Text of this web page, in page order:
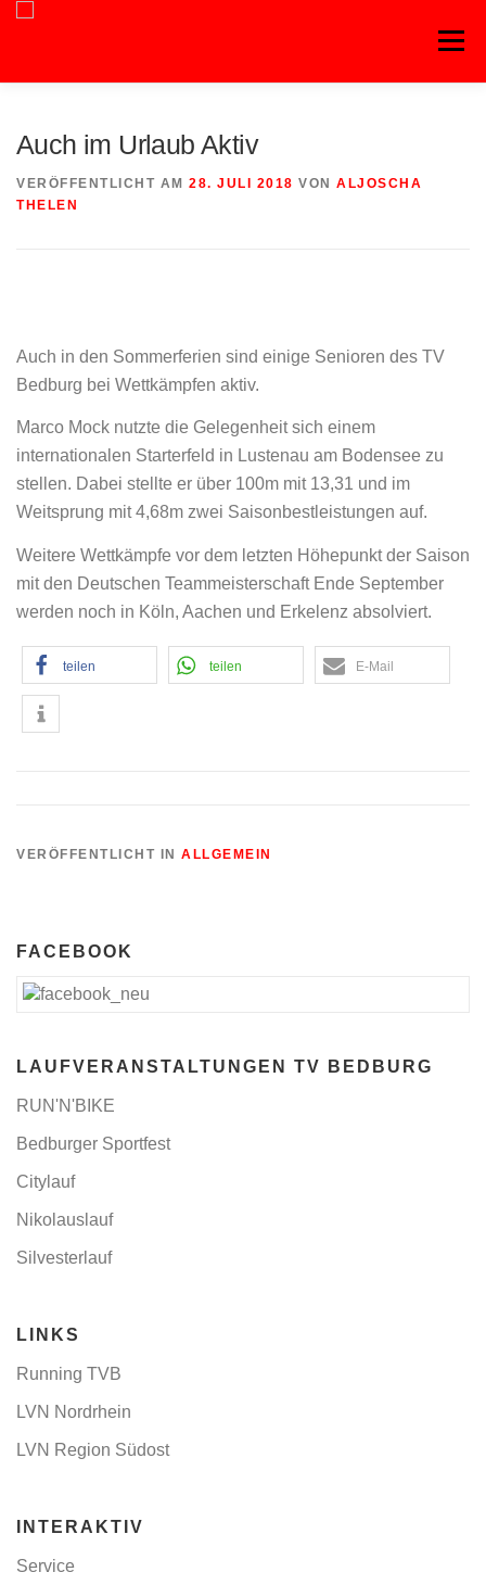
Menü
Auch im Urlaub Aktiv
VERÖFFENTLICHT AM 28. JULI 2018 VON ALJOSCHA
THELEN
Auch in den Sommerferien sind einige Senioren des TV
Bedburg bei Wettkämpfen aktiv.
Marco Mock nutzte die Gelegenheit sich einem
internationalen Starterfeld in Lustenau am Bodensee zu
stellen. Dabei stellte er über 100m mit 13,31 und im
Weitsprung mit 4,68m zwei Saisonbestleistungen auf.
Weitere Wettkämpfe vor dem letzten Höhepunkt der Saison
mit den Deutschen Teammeisterschaft Ende September
werden noch in Köln, Aachen und Erkelenz absolviert.
teilen teilen E-Mail
VERÖFFENTLICHT IN ALLGEMEIN
FACEBOOK
LAUFVERANSTALTUNGEN TV BEDBURG
RUN'N'BIKE
Bedburger Sportfest
Citylauf
Nikolauslauf
Silvesterlauf
LINKS
Running TVB
LVN Nordrhein
LVN Region Südost
INTERAKTIV
Service